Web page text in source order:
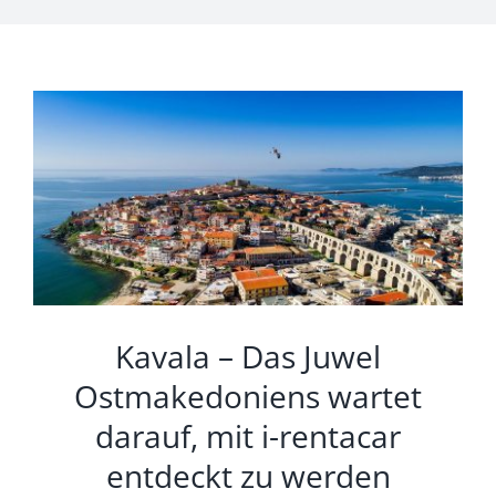
Kavala – Das Juwel
Ostmakedoniens wartet
darauf, mit i-rentacar
entdeckt zu werden